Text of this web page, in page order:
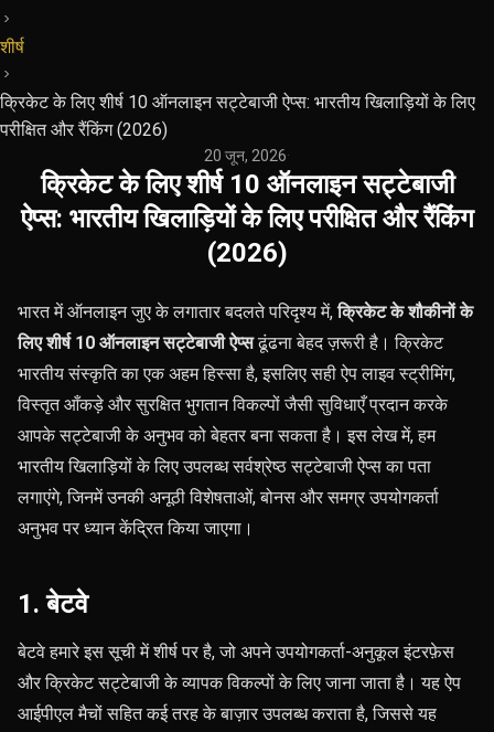
शीर्ष
क्रिकेट के लिए शीर्ष 10 ऑनलाइन सट्टेबाजी ऐप्स: भारतीय खिलाड़ियों के लिए
परीक्षित और रैंकिंग (2026)
20 जून, 2026·
क्रिकेट के लिए शीर्ष 10 ऑनलाइन सट्टेबाजी
ऐप्स: भारतीय खिलाड़ियों के लिए परीक्षित और रैंकिंग
(2026)
भारत में ऑनलाइन जुए के लगातार बदलते परिदृश्य में,क्रिकेट के शौकीनों के
लिए शीर्ष 10 ऑनलाइन सट्टेबाजी ऐप्सढूंढना बेहद ज़रूरी है। क्रिकेट
भारतीय संस्कृति का एक अहम हिस्सा है, इसलिए सही ऐप लाइव स्ट्रीमिंग,
विस्तृत आँकड़े और सुरक्षित भुगतान विकल्पों जैसी सुविधाएँ प्रदान करके
आपके सट्टेबाजी के अनुभव को बेहतर बना सकता है। इस लेख में, हम
भारतीय खिलाड़ियों के लिए उपलब्ध सर्वश्रेष्ठ सट्टेबाजी ऐप्स का पता
लगाएंगे, जिनमें उनकी अनूठी विशेषताओं, बोनस और समग्र उपयोगकर्ता
अनुभव पर ध्यान केंद्रित किया जाएगा।
1. बेटवे
बेटवे हमारे इस सूची में शीर्ष पर है, जो अपने उपयोगकर्ता-अनुकूल इंटरफ़ेस
और क्रिकेट सट्टेबाजी के व्यापक विकल्पों के लिए जाना जाता है। यह ऐप
आईपीएल मैचों सहित कई तरह के बाज़ार उपलब्ध कराता है, जिससे यह